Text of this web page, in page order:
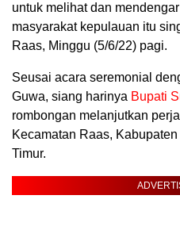
untuk melihat dan
masyarakat kepulauan itu
Raas, Minggu (5/6/22) pagi.
Seusai acara seremonial
Guwa, siang harinya Bupati
rombongan melanjutkan
Kecamatan Raas,
Timur.